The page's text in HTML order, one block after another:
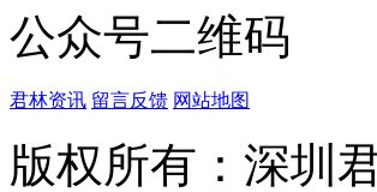
公众号二维码
君林资讯 留言反馈 网站地图
版权所有：深圳